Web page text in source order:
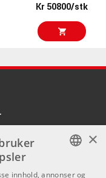
Kr 6395/stk
Kr 50800/stk
Kr 42990/stk
oss
NORWEGIAN
×
innhold, annonser og